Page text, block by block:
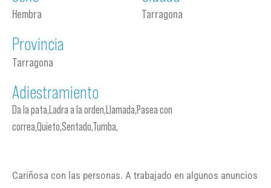
Hembra Tarragona
Provincia
Tarragona
Adiestramiento
Da la pata,Ladra a la orden,Llamada,Pasea con
correa,Quieto,Sentado,Tumba,
Cariñosa con las personas. A trabajado en algunos anuncios